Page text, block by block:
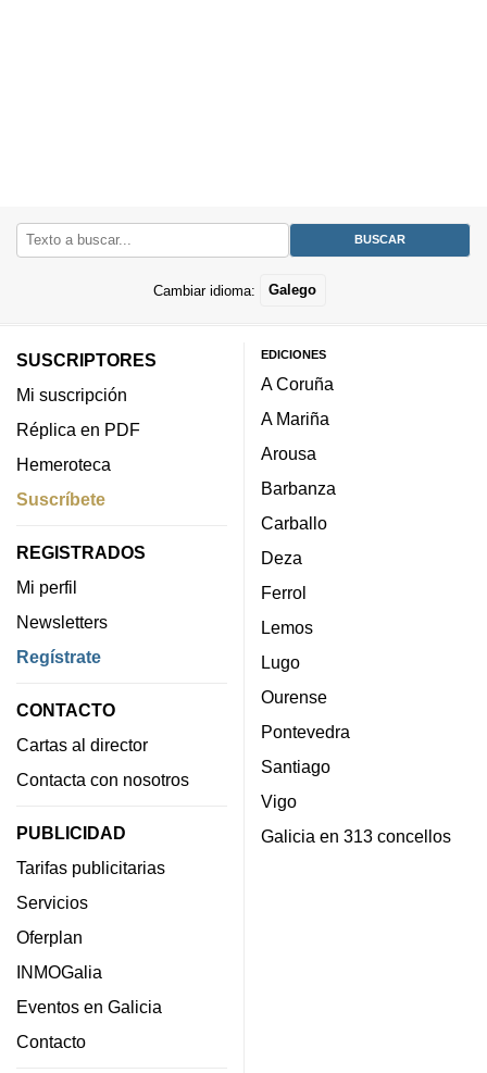
Cambiar idioma: Galego
SUSCRIPTORES
Mi suscripción
Réplica en PDF
Hemeroteca
Suscríbete
REGISTRADOS
Mi perfil
Newsletters
Regístrate
CONTACTO
Cartas al director
Contacta con nosotros
PUBLICIDAD
Tarifas publicitarias
Servicios
Oferplan
INMOGalia
Eventos en Galicia
Contacto
EDICIONES
A Coruña
A Mariña
Arousa
Barbanza
Carballo
Deza
Ferrol
Lemos
Lugo
Ourense
Pontevedra
Santiago
Vigo
Galicia en 313 concellos